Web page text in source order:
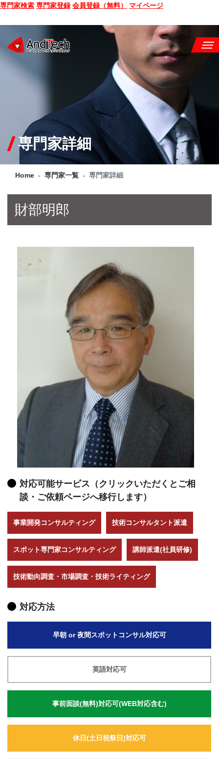
専門家検索 専門家登録 会員登録（無料） マイページ
CONSULTING
SERVICE
COMPANY
Q&A
専門家詳細
Home 専門家一覧 専門家詳細
財部明郎
対応可能サービス（クリックいただくとご相
談・ご依頼ページへ移行します）
事業開発コンサルティング 技術コンサルタント派遣
スポット専門家コンサルティング 講師派遣(社員研修)
技術動向調査・市場調査・技術ライティング
対応方法
早朝 or 夜間スポットコンサル対応可
英語対応可
事前面談(無料)対応可(WEB対応含む)
休日(土日祝祭日)対応可